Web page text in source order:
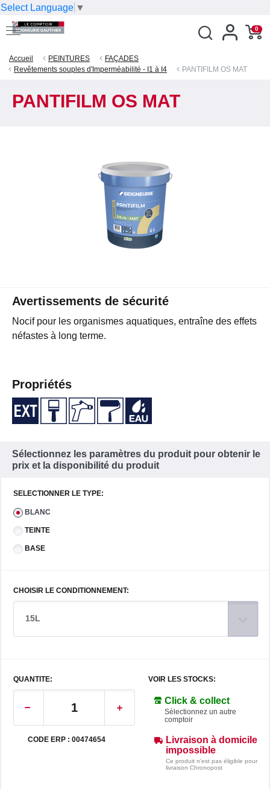
Select Language ▼
0
Accueil PEINTURES
FAÇADES
Revêtements souples d'Imperméabilité - I1 à I4
PANTIFILM OS MAT
PANTIFILM OS MAT
Avertissements de sécurité
Nocif pour les organismes aquatiques, entraîne des effets
néfastes à long terme.
Propriétés
Sélectionnez les paramètres du produit pour obtenir le
prix et la disponibilité du produit
SELECTIONNER LE TYPE:
BLANC
TEINTE
BASE
CHOISIR LE CONDITIONNEMENT:
15L
QUANTITE:
CODE ERP : 00474654
VOIR LES STOCKS:
Click & collect
Sélectionnez un autre
comptoir
Livraison à domicile
impossible
Ce produit n'est pas éligible pour
livraison Chronopost